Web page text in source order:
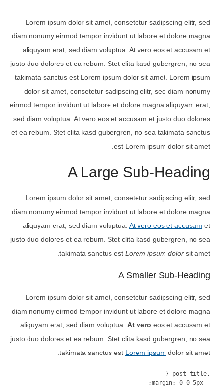
Lorem ipsum dolor sit amet, consetetur sadipscing elitr, sed
diam nonumy eirmod tempor invidunt ut labore et dolore magna
aliquyam erat, sed diam voluptua. At vero eos et accusam et
justo duo dolores et ea rebum. Stet clita kasd gubergren, no sea
takimata sanctus est Lorem ipsum dolor sit amet. Lorem ipsum
dolor sit amet, consetetur sadipscing elitr, sed diam nonumy
eirmod tempor invidunt ut labore et dolore magna aliquyam erat,
sed diam voluptua. At vero eos et accusam et justo duo dolores
et ea rebum. Stet clita kasd gubergren, no sea takimata sanctus
est Lorem ipsum dolor sit amet.
A Large Sub-Heading
Lorem ipsum dolor sit amet, consetetur sadipscing elitr, sed
diam nonumy eirmod tempor invidunt ut labore et dolore magna
aliquyam erat, sed diam voluptua. At vero eos et accusam et
justo duo dolores et ea rebum. Stet clita kasd gubergren, no sea
takimata sanctus est Lorem ipsum dolor sit amet.
A Smaller Sub-Heading
Lorem ipsum dolor sit amet, consetetur sadipscing elitr, sed
diam nonumy eirmod tempor invidunt ut labore et dolore magna
aliquyam erat, sed diam voluptua. At vero eos et accusam et
justo duo dolores et ea rebum. Stet clita kasd gubergren, no sea
takimata sanctus est Lorem ipsum dolor sit amet.